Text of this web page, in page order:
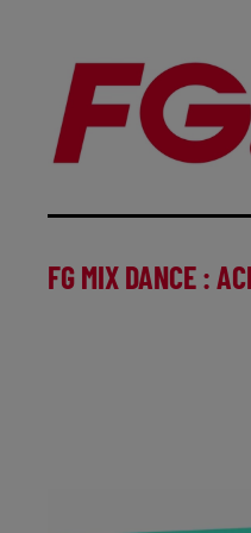
FG MIX DANCE :